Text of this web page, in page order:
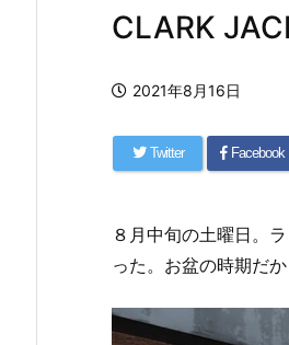
CLARK
2021年8月16日
Twitter Facebook
８月中旬の土曜日。
った。お盆の時期だ